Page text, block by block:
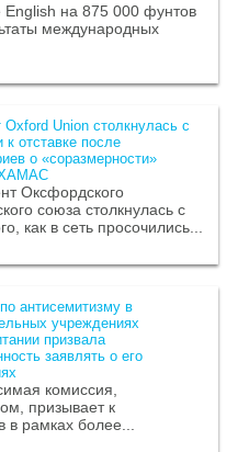
на 875 000 фунтов
международных
Oxford Union столкнулась с
к отставке после
о «соразмерности»
ХАМАС
Оксфордского
союза столкнулась с
как в сеть просочились...
антисемитизму в
учреждениях
призвала
заявлять о его
комиссия,
призывает к
в рамках более...